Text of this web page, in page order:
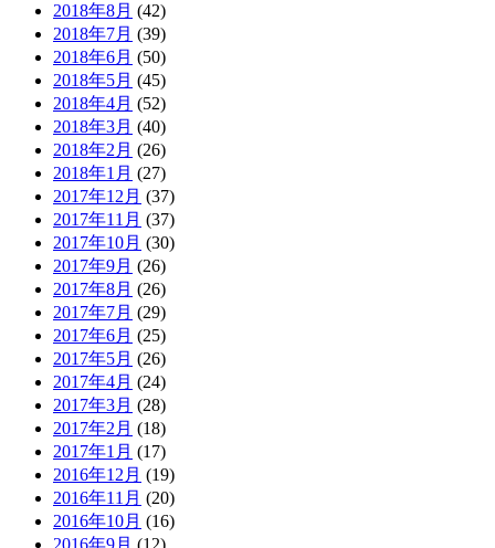
2018年8月 (42)
2018年7月 (39)
2018年6月 (50)
2018年5月 (45)
2018年4月 (52)
2018年3月 (40)
2018年2月 (26)
2018年1月 (27)
2017年12月 (37)
2017年11月 (37)
2017年10月 (30)
2017年9月 (26)
2017年8月 (26)
2017年7月 (29)
2017年6月 (25)
2017年5月 (26)
2017年4月 (24)
2017年3月 (28)
2017年2月 (18)
2017年1月 (17)
2016年12月 (19)
2016年11月 (20)
2016年10月 (16)